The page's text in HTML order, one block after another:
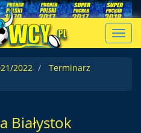
2022
Terminarz
Białystok